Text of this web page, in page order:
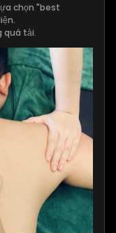
chọn "best
quá tải.